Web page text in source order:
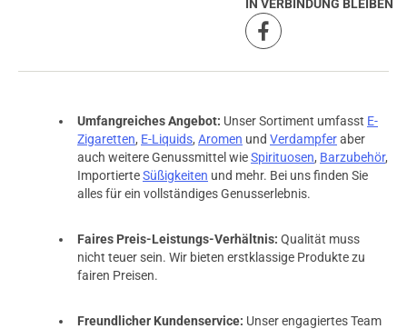
IN VERBINDUNG BLEIBEN
Umfangreiches Angebot: Unser Sortiment umfasst E-
Zigaretten, E-Liquids, Aromen und Verdampferaber
auch weitere Genussmittel wieSpirituosen, Barzubehör,
ImportierteSüßigkeiten und mehr. Bei uns finden Sie
alles für ein vollständiges Genusserlebnis.
Faires Preis-Leistungs-Verhältnis: Qualität muss
nicht teuer sein. Wir bieten erstklassige Produkte zu
fairen Preisen.
Freundlicher Kundenservice: Unser engagiertes Team